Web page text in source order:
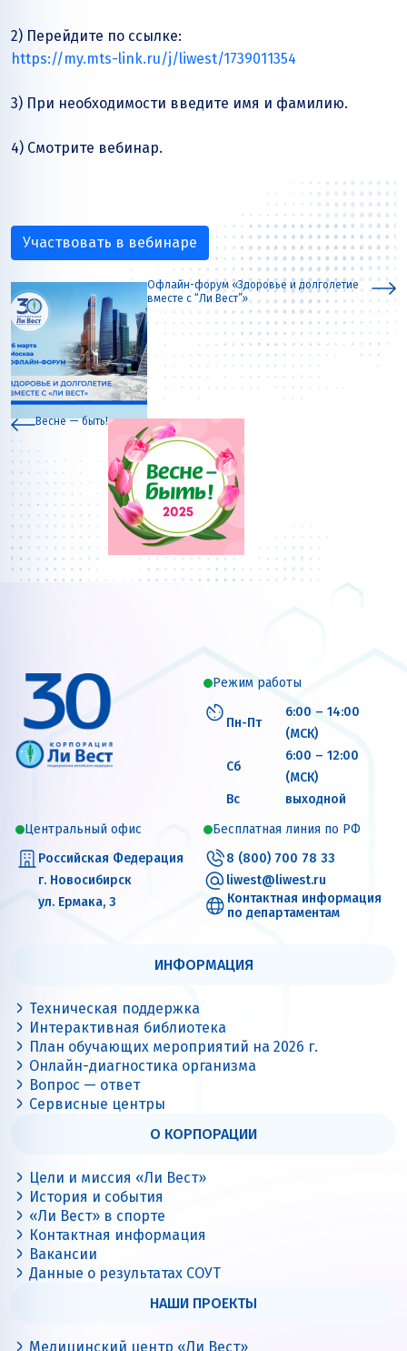
2) Перейдите по ссылке:
https://my.mts-link.ru/j/liwest/1739011354
3) При необходимости введите имя и фамилию.
4) Смотрите вебинар.
Участвовать в вебинаре
Весне — быть!
Офлайн-форум «Здоровье и долголетие
вместе с “Ли Вест”»
Режим работы
Пн-Пт
6:00 – 14:00
(МСК)
Сб
6:00 – 12:00
(МСК)
Вс
выходной
Центральный офис
Российская Федерация
г. Новосибирск
ул. Ермака, 3
Бесплатная линия по РФ
8 (800) 700 78 33
liwest@liwest.ru
Контактная информация
по департаментам
ИНФОРМАЦИЯ
Техническая поддержка
Интерактивная библиотека
План обучающих мероприятий на 2026 г.
Онлайн-диагностика организма
Вопрос — ответ
Сервисные центры
О КОРПОРАЦИИ
Цели и миссия «Ли Вест»
История и события
«Ли Вест» в спорте
Контактная информация
Вакансии
Данные о результатах СОУТ
НАШИ ПРОЕКТЫ
Медицинский центр «Ли Вест»